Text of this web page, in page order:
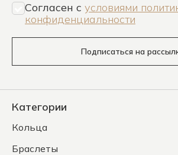
Согласен c условиями
конфиденциальности
Подписаться на
Категории
Кольца
Браслеты